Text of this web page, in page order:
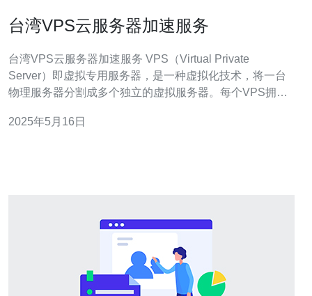
台湾VPS云服务器加速服务
台湾VPS云服务器加速服务 VPS（Virtual Private
Server）即虚拟专用服务器，是一种虚拟化技术，将一台
物理服务器分割成多个独立的虚拟服务器。每个VPS拥有
VPS云服务器有着优越的网络连接和稳定的性能，适合需
2025年5月16日